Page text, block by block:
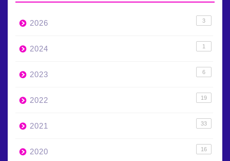
2026 3
2024 1
2023 6
2022 19
2021 33
2020 16